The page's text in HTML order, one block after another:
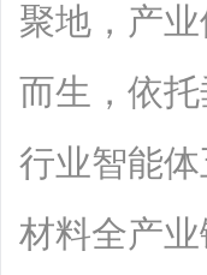
聚地，产
而生，依
行业智能
材料全产